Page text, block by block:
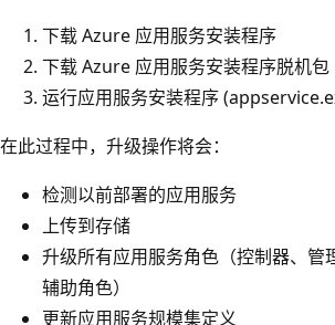
下载 Azure 应用服务安装程序
下载 Azure 应用服务安装程序脱机包
运行应用服务安装程序
在此过程中，升级操作将会：
检测以前部署的应用服务
上传到存储
升级所有应用服务角色（控制器、管
辅助角色）
更新应用服务规模集定义